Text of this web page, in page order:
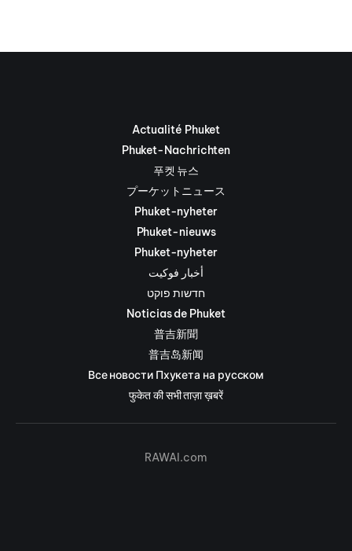
Actualité Phuket
Phuket-Nachrichten
푸켓 뉴스
プーケットニュース
Phuket-nyheter
Phuket-nieuws
Phuket-nyheter
أخبار فوكيت
חדשות פוקט
Noticias de Phuket
普吉新聞
普吉岛新闻
Все новости Пхукета на русском
फुकेत की सभी ताज़ा ख़बरें
RAWAI.com